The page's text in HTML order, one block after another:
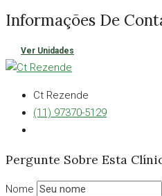
Informações De
Ver Unidades
Ct Rezende
(11) 97370-5129
Pergunte Sobre Esta
Nome